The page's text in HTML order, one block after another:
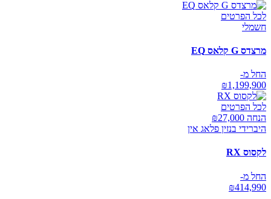
לכל הפרטים
חשמלי
מרצדס G קלאס EQ
החל מ-
₪1,199,900
לכל הפרטים
הנחה ₪ 27,000
היברידי בנזין פלאג אין
לקסוס RX
החל מ-
₪414,990